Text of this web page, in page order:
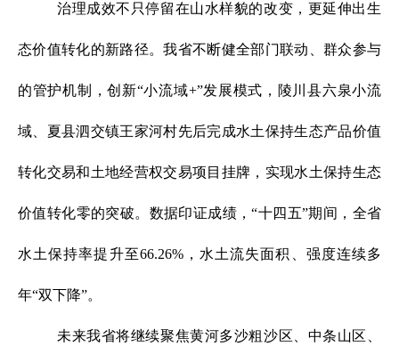
治理成效不只停留在山水样貌的改变，更延伸出生
态价值转化的新路径。我省不断健全部门联动、群众参与
的管护机制，创新“小流域+”发展模式，陵川县六泉小流
域、夏县泗交镇王家河村先后完成水土保持生态产品价值
转化交易和土地经营权交易项目挂牌，实现水土保持生态
价值转化零的突破。数据印证成绩，“十四五”期间，全省
水土保持率提升至66.26%，水土流失面积、强度连续多
年“双下降”。
未来我省将继续聚焦黄河多沙粗沙区、中条山区、